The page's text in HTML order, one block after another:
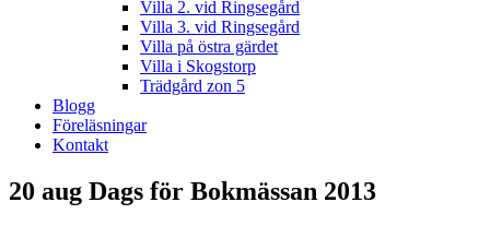
Villa 2. vid Ringsegård
Villa 3. vid Ringsegård
Villa på östra gärdet
Villa i Skogstorp
Trädgård zon 5
Blogg
Föreläsningar
Kontakt
20 aug Dags för Bokmässan 2013